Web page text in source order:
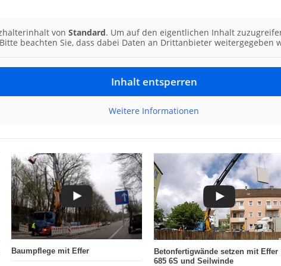
von Standard. Um auf den eigentlichen Inhalt
Bitte beachten Sie, dass dabei Daten an Drittanbieter weitergegeben
Inhalt entsperren
Weitere Informationen
Baumpflege mit Effer
Betonfertigwände setzen mit Effer
685 6S und Seilwinde